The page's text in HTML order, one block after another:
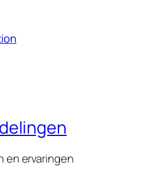
en ervaringen